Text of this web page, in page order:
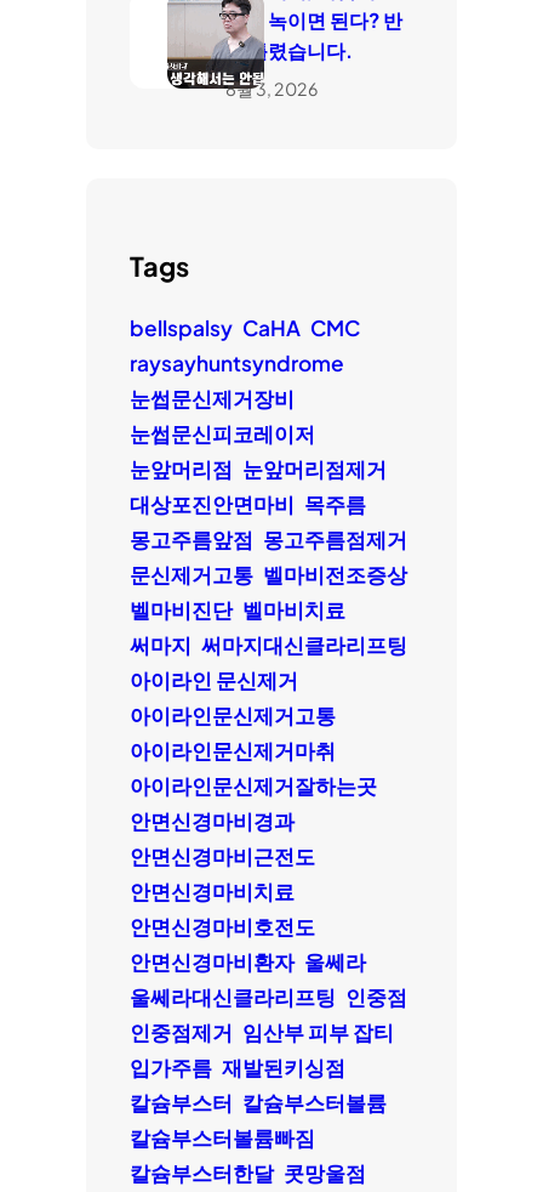
들면 녹이면 된다? 반
은 틀렸습니다.
8월 3, 2026
Tags
bellspalsy CaHA CMC
raysayhuntsyndrome
눈썹문신제거장비
눈썹문신피코레이저
눈앞머리점 눈앞머리점제거
대상포진안면마비 목주름
몽고주름앞점 몽고주름점제거
문신제거고통 벨마비전조증상
벨마비진단 벨마비치료
써마지 써마지대신클라리프팅
아이라인 문신제거
아이라인문신제거고통
아이라인문신제거마취
아이라인문신제거잘하는곳
안면신경마비경과
안면신경마비근전도
안면신경마비치료
안면신경마비호전도
안면신경마비환자 울쎄라
울쎄라대신클라리프팅 인중점
인중점제거 임산부 피부 잡티
입가주름 재발된키싱점
칼슘부스터 칼슘부스터볼륨
칼슘부스터볼륨빠짐
칼슘부스터한달 콧망울점